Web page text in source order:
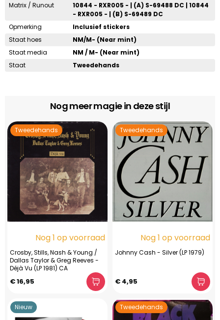
Matrix / Runout
10844 - RXR005 - | (A) S-69488 DC | 10844
- RXR005 - | (B) S-69489 DC
Opmerking
Inclusief stickers
Staat hoes
NM/M- (Near mint)
Staat media
NM / M- (Near mint)
Staat
Tweedehands
Nog meer magie in deze stijl
Tweedehands
Nog 1 op voorraad
Crosby, Stills, Nash & Young /
Dallas Taylor & Greg Reeves -
Déjà Vu (LP 1981) CA
€ 16,95
Tweedehands
Nog 1 op voorraad
Johnny Cash - Silver (LP 1979)
€ 4,95
Nieuw Tweedehands